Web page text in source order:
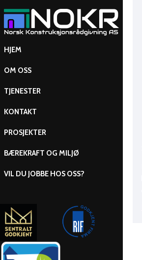
HJEM
OM OSS
TJENESTER
KONTAKT
PROSJEKTER
BÆREKRAFT OG MILJØ
VIL DU JOBBE HOS OSS?